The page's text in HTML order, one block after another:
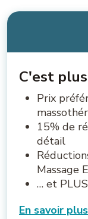
C'est
Prix
15% de
détail
Massage
… et
En savoir